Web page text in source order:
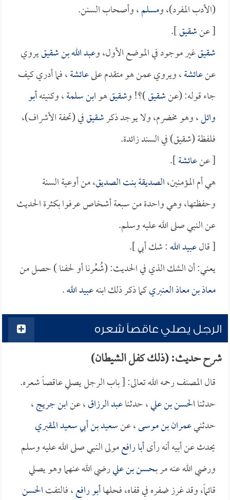
(الأدب المفرد)، ومسلم، وأصحاب السنن.
[ عنشقيق].
شقيقغير موجود في الموضع الأول، وعبد الله بن شقيقيروي
عنعائشة، ويروي عمن هو متقدم علىعائشة، فما أدري كيف
جاء قوله: (عنشقيق)؟! وشقيقهوابن سلمة، وكنيتهأبو
وائل، وهو مخضرم، ولا يوجد ذكرشقيقفي (تحفة الأشراف)،
فلفظة (شقيق) في السند زائدة.
[ عنعائشة].
هي أم المؤمنين،الصديقة بنت الصديق، من أوعية السنة
وحفظتها، وهي واحدة من سبعة أشخاص عرفوا بكثرة الحديث
عن النبي صلى الله عليه وسلم.
[ قالعبيد الله: شك أبي ].
يعني: أن الشك الذي في الحديث: (شُعُرنا أو لحفنا ) حصل من
معاذ بن معاذ العنبريكما ذكر ذلك ابنهعبيد الله.
الرجل يصلي عاقصاً شعره
شرح حديث: (ذلك كفل الشيطان)
قال المصنف رحمه الله تعالى: [ باب الرجل يصلي عاقصاً شعره.
حدثناالحسن بن علي، حدثناعبد الرزاق، عنابن جريج،
حدثنيعمران بن موسى، عنسعيد بن أبي سعيد المقبري
يحدث عن أبيه أنه رأىأبا رافعمولى النبي صلى الله عليه وسلم
ورضي الله عنه مر بـحسن بن عليرضي الله عنهما وهو يصلي
قائماً، وقد غرز ضفره في قفاه، فحلهاأبو رافع، فالتفتالحسن